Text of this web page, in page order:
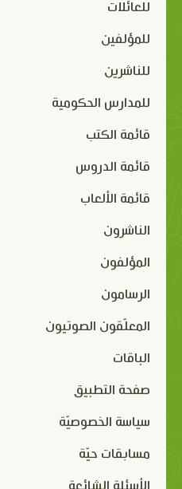
للعائلات
للمؤلفين
للناشرين
للمدارس الحكومية
قائمة الكتب
قائمة الدروس
قائمة الألعاب
الناشرون
المؤلفون
الرسامون
المعلّقون الصوتيون
الباقات
صفحة التطبيق
سياسة الخصوصيّة
مسابقات حيّة